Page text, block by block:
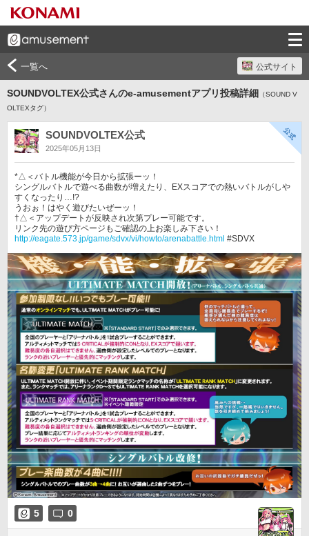
一覧へ 公式サイト
SOUNDVOLTEX公式さんのe-amusementアプリ投稿詳細 （SOUND V
OLTEXタグ）
SOUNDVOLTEX公式
2025年05月13日
*△＜バトル機能が今日から拡張ーッ！
シングルバトルで遊べる曲数が増えたり、EXスコアでの熱いバトルがしや
すくなったり…!?
うおぉ！はやく遊びたいぜーッ！
†△＜アップデートが反映され次第プレー可能です。
http://eagate.573.jp/game/sdvx/vi/howto/arenabattle.html #SDVX
5 0